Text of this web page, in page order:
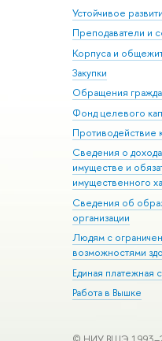
Устойчивое
Преподаватели и
Корпуса и
Закупки
Обращения
Фонд целевого
Противодействие
Сведения о
имуществе и
имущественного
Сведения об
организации
Людям с
возможностями
Единая платежная
Работа в Вышке